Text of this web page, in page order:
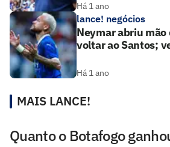
Há 1 ano
lance! negócios
Neymar abriu
voltar ao Santos;
Há 1 ano
MAIS LANCE!
Quanto o Botafogo